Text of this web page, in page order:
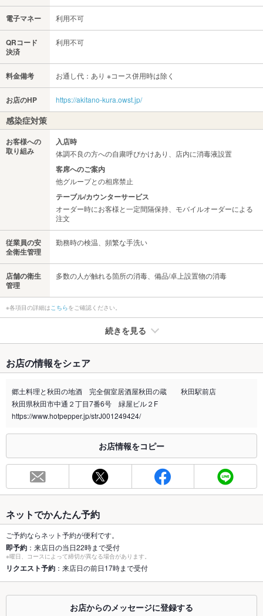
電子マネー 利用不可
QRコード
決済
利用不可
料金備考 お通し代：あり ※コース併用時は除く
お店のHP https://akitano-kura.owst.jp/
感染症対策
お客様への
取り組み
入店時
体調不良の方への自粛呼びかけあり、店内に消毒液設置
客席へのご案内
他グループとの相席禁止
テーブル/カウンターサービス
オーダー時にお客様と一定間隔保持、モバイルオーダーによる
注文
従業員の安
全衛生管理
勤務時の検温、頻繁な手洗い
店舗の衛生
管理
多数の人が触れる箇所の消毒、備品/卓上設置物の消毒
※各項目の詳細は こちらをご確認ください。
続きを見る
禁煙・喫煙
全席喫煙可
喫煙専用室 なし
合わせください。
お席
350席(秋田駅西口からすぐ｜飲み放題付コース3,000円～)
容人数
個室
あり ：2名様の少人数からご利用可能な扉付きプライベート個
室
座敷
なし ：大人数様でのご宴会にもぴったりの広々とした空間をご
あり ：仲間内の飲み会や会社宴会、女子会、デートにもおすす
めの空間
お店の情報をシェア
郷土料理と秋田の地酒 完全個室居酒屋秋田の蔵 秋田駅前店
秋田県秋田市中通２丁目7番6号 緑屋ビル２F
https://www.hotpepper.jp/strJ001249424/
お店情報をコピー
ネットでかんたん予約
ご予約ならネット予約が便利です。
即予約 ：来店日の当日22時まで受付
※曜日、コースによって締切が異なる場合があります。
リクエスト予約 ：来店日の前日17時まで受付
お店からのメッセージに登録する